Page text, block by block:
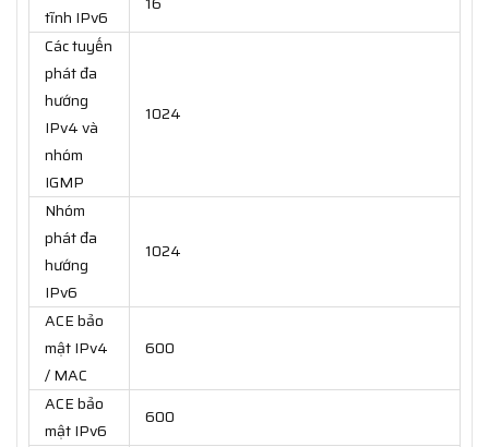
tĩnh IPv6
Các tuyến
phát đa
hướng
IPv4 và
nhóm
IGMP
1024
Nhóm
phát đa
hướng
IPv6
1024
ACE bảo
mật IPv4
/ MAC
600
ACE bảo
mật IPv6
600